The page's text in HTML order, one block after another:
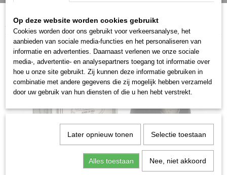
Home>grafiek>Charbonnel bal en etsgrond nieuw
Op deze website worden cookies gebruikt
Cookies worden door ons gebruikt voor verkeersanalyse, het
aanbieden van sociale media-functies en het personaliseren van
informatie en advertenties. Daarnaast verlenen we onze sociale
media-, advertentie- en analysepartners toegang tot informatie over
hoe u onze site gebruikt. Zij kunnen deze informatie gebruiken in
combinatie met andere gegevens die zij mogelijk hebben verzameld
door uw gebruik van hun diensten of die u hen hebt verstrekt.
Later opnieuw tonen Selectie toestaan
Alles toestaan Nee, niet akkoord